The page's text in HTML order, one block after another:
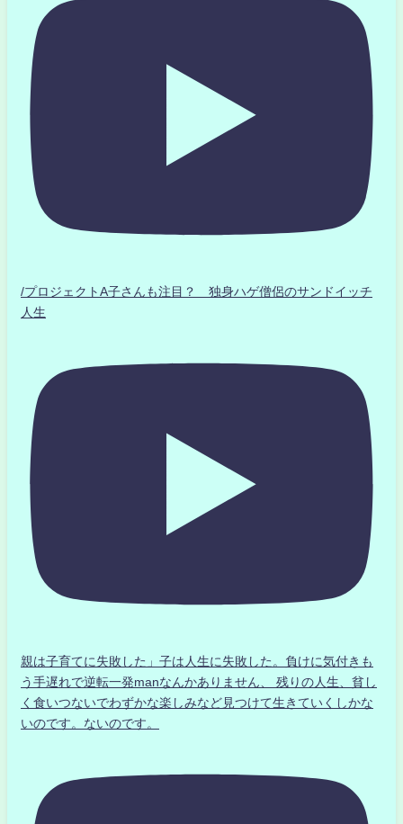
/プロジェクトA子さんも注目？ 独身ハゲ僧侶のサンドイッチ
人生
親は子育てに失敗した」子は人生に失敗した。負けに気付きも
う手遅れで逆転一発manなんかありません、 残りの人生、貧し
く食いつないでわずかな楽しみなど見つけて生きていくしかな
いのです。ないのです。